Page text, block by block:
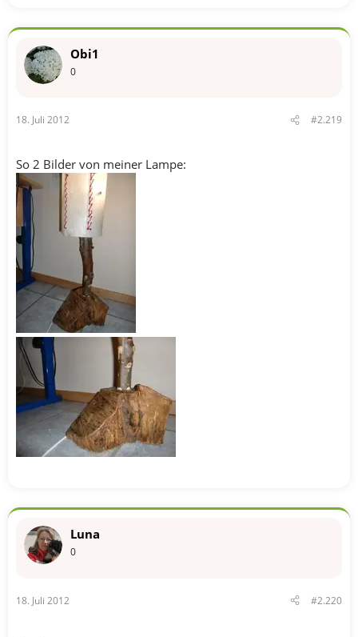
Obi1
0
18. Juli 2012 #2.219
So 2 Bilder von meiner Lampe:
Luna
0
18. Juli 2012 #2.220